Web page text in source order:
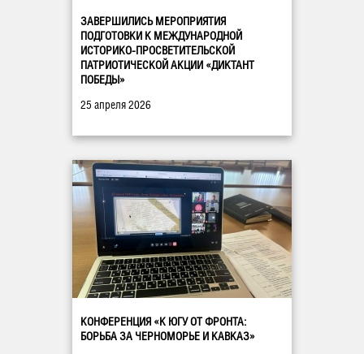
ЗАВЕРШИЛИСЬ МЕРОПРИЯТИЯ
ПОДГОТОВКИ К МЕЖДУНАРОДНОЙ
ИСТОРИКО-ПРОСВЕТИТЕЛЬСКОЙ
ПАТРИОТИЧЕСКОЙ АКЦИИ «ДИКТАНТ
ПОБЕДЫ»
25 апреля 2026
КОНФЕРЕНЦИЯ «К ЮГУ ОТ ФРОНТА:
БОРЬБА ЗА ЧЕРНОМОРЬЕ И КАВКАЗ»